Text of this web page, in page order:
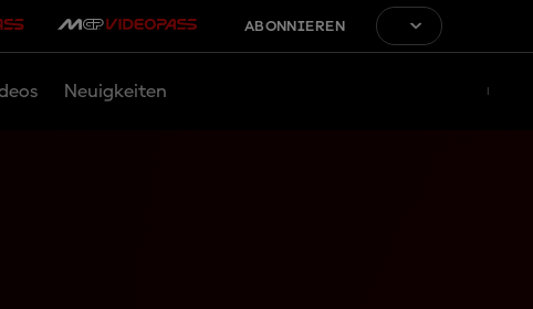
ABONNIEREN
Neuigkeiten